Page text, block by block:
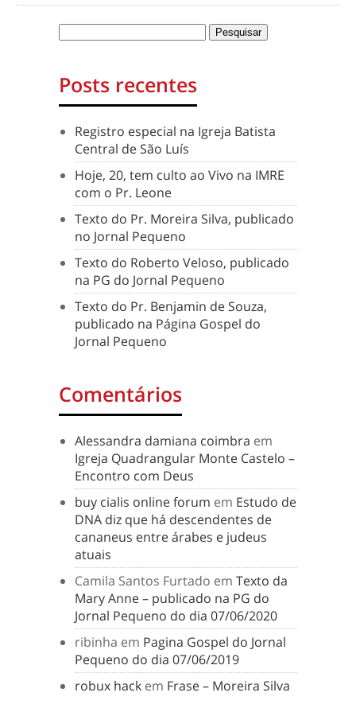
Posts recentes
Registro especial na Igreja Batista
Central de São Luís
Hoje, 20, tem culto ao Vivo na IMRE
com o Pr. Leone
Texto do Pr. Moreira Silva, publicado
no Jornal Pequeno
Texto do Roberto Veloso, publicado
na PG do Jornal Pequeno
Texto do Pr. Benjamin de Souza,
publicado na Página Gospel do
Jornal Pequeno
Comentários
Alessandra damiana coimbra em
Igreja Quadrangular Monte Castelo –
Encontro com Deus
buy cialis online forum em Estudo de
DNA diz que há descendentes de
cananeus entre árabes e judeus
atuais
Camila Santos Furtado em Texto da
Mary Anne – publicado na PG do
Jornal Pequeno do dia 07/06/2020
ribinha em Pagina Gospel do Jornal
Pequeno do dia 07/06/2019
robux hack em Frase – Moreira Silva